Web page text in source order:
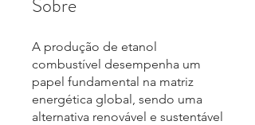
Sobre
A produção de etanol
combustível desempenha um
papel fundamental na matriz
energética global, sendo uma
alternativa renovável e sustentável